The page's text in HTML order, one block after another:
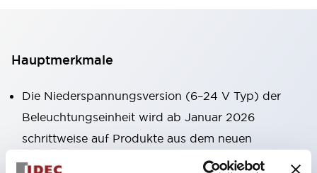
Hauptmerkmale
Die Niederspannungsversion (6–24 V Typ) der
Beleuchtungseinheit wird ab Januar 2026
schrittweise auf Produkte aus dem neuen
Katalogmodell umgestellt.